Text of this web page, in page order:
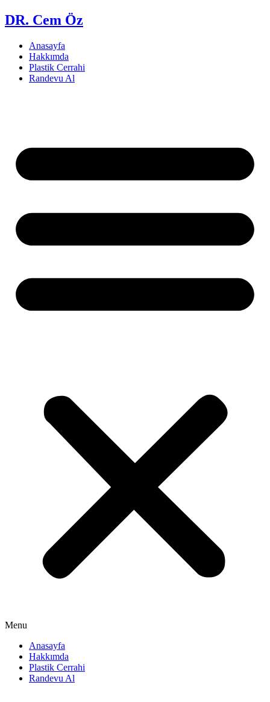
DR. Cem Öz
Anasayfa
Hakkımda
Plastik Cerrahi
Randevu Al
Menu
Anasayfa
Hakkımda
Plastik Cerrahi
Randevu Al